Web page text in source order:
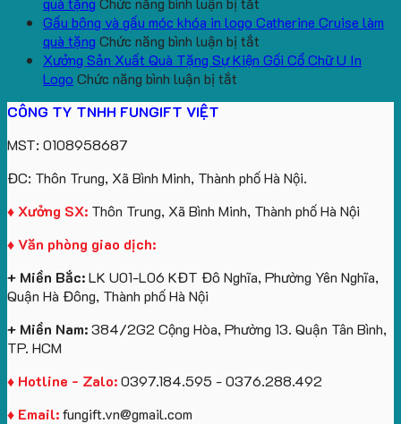
Sinh
Viên
Quà
Tặng
Công
số
lượng
lớn
logo
ô
tô
số
lượng
theo
yêu
cầu
kèm
túi
giấy
in
Vinhomes
Sản
gấu
logo
Future
Group
Gấu bông và gấu móc khóa in logo Catherine Cruise làm
quà tặng Chức năng bình luận bị tắt
Gấu
in
logo
Catherine
tặng
Xưởng Sản Xuất Quà Tặng Sự Kiện Gối Cổ Chữ U In
Logo Chức năng bình luận bị tắt
Tặng
Sự
Kiện
U
Logo
CÔNG TY TNHH FUNGIFT VIỆT
MST: 0108958687
ĐC: Thôn Trung, Xã Bình Minh, Thành phố Hà Nội.
♦ Xưởng SX: Thôn Trung, Xã Bình Minh, Thành phố Hà Nội
♦ Văn phòng giao dịch:
+ Miền Bắc:LK U01-L06 KĐT Đô Nghĩa, Phường Yên Nghĩa,
Quận Hà Đông, Thành phố Hà Nội
+ Miền Nam:384/2G2 Cộng Hòa, Phường 13. Quận Tân Bình,
TP. HCM
♦ Hotline - Zalo:0397.184.595 - 0376.288.492
♦ Email:fungift.vn@gmail.com